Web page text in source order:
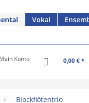
Vokal
Mein Konto 0,00 € *
Blockflötentrio